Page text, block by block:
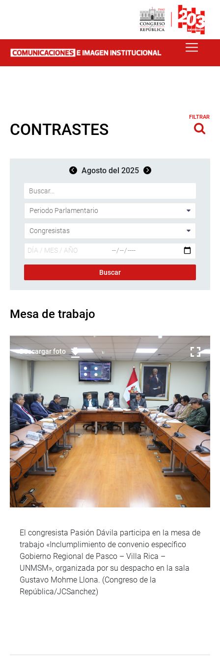
CONTRASTES
FILTRAR
Agosto del 2025
Mesa de trabajo
Descargar foto
El congresista Pasión Dávila participa en la mesa de
trabajo «Inclumplimiento de convenio específico
Gobierno Regional de Pasco – Villa Rica –
UNMSM», organizada por su despacho en la sala
Gustavo Mohme Llona. (Congreso de la
República/JCSanchez)